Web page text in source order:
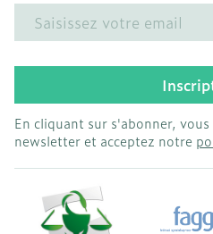
Adresse mail
En cliquant sur s'abonner,
newsletter et acceptez notre